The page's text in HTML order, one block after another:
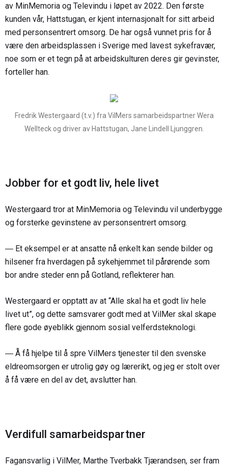
av MinMemoria og Televindu i løpet av 2022. Den første
kunden vår, Hattstugan, er kjent internasjonalt for sitt arbeid
med personsentrert omsorg. De har også vunnet pris for å
være den arbeidsplassen i Sverige med lavest sykefravær,
noe som er et tegn på at arbeidskulturen deres gir gevinster,
forteller han.
Fredrik Westergaard (t.v.) fra VilMers samarbeidspartner Wera
Wellteck og driver av Hattstugan, Jane Lindell Ljunggren.
Jobber for et godt liv, hele livet
Westergaard tror at MinMemoria og Televindu vil underbygge
og forsterke gevinstene av personsentrert omsorg.
― Et eksempel er at ansatte nå enkelt kan sende bilder og
hilsener fra hverdagen på sykehjemmet til pårørende som
bor andre steder enn på Gotland, reflekterer han.
Westergaard er opptatt av at “Alle skal ha et godt liv hele
livet ut”, og dette samsvarer godt med at VilMer skal skape
flere gode øyeblikk gjennom sosial velferdsteknologi.
― Å få hjelpe til å spre VilMers tjenester til den svenske
eldreomsorgen er utrolig gøy og lærerikt, og jeg er stolt over
å få være en del av det, avslutter han.
Verdifull samarbeidspartner
Fagansvarlig i VilMer, Marthe Tverbakk Tjærandsen, ser fram